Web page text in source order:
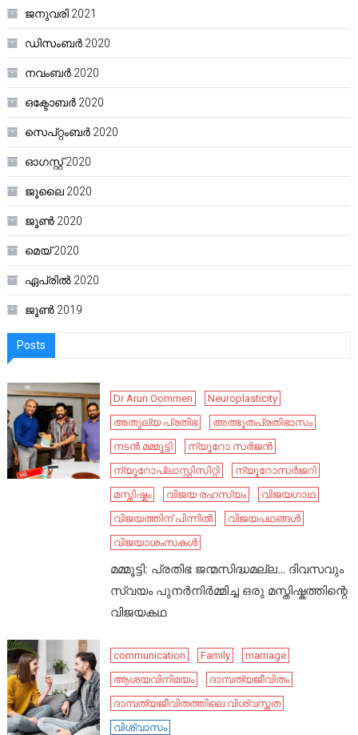
ജനുവരി 2021
ഡിസംബർ 2020
നവംബർ 2020
ഒക്ടോബർ 2020
സെപ്റ്റംബർ 2020
ഓഗസ്റ്റ്‌ 2020
ജൂലൈ 2020
ജൂൺ 2020
മെയ്‌ 2020
ഏപ്രിൽ 2020
ജൂൺ 2019
Posts
Dr Arun Oommen
Neuroplasticity
അതുല്യ പ്രതിഭ
അത്ഭുതപ്രതിഭാസം
നടൻ മമ്മൂട്ടി
ന്യൂറോ സർജൻ
ന്യൂറോപ്ലാസ്റ്റിസിറ്റി
ന്യൂറോസർജറി
മസ്തിഷ്കം
വിജയ രഹസ്യം
വിജയഗാഥ
വിജയത്തിന് പിന്നിൽ
വിജയപഥങ്ങൾ
വിജയാശംസകൾ
മമ്മൂട്ടി: പ്രതിഭ ജന്മസിദ്ധമല്ല… ദിവസവും
സ്വയം പുനർനിർമ്മിച്ച ഒരു മസ്തിഷ്കത്തിന്റെ
വിജയകഥ
communication Family
marriage
ആശയവിനിമയം
ദാമ്പത്യജീവിതം
ദാമ്പത്യജീവിതത്തിലെ വിശ്വസ്തത
വിശ്വാസം